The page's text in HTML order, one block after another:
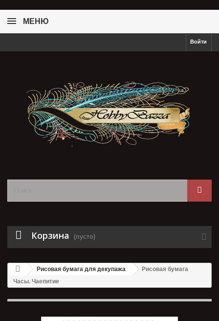
МЕНЮ
Войти
Корзина (пусто)
Рисовая бумага для декупажа
Рисовая бумага
Часы. Чаепитие